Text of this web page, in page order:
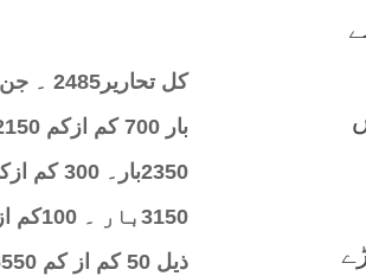
سے
ذیل 50 کم از کم 6550بار دیکھی گئیں